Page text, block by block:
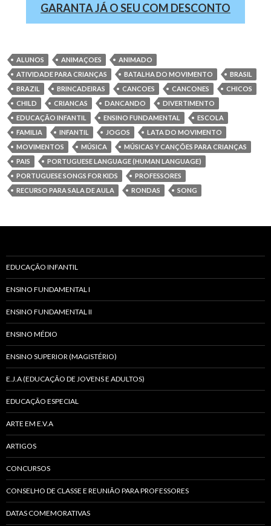
GARANTA JÁ O SEU COM DESCONTO
ALUNOS ANIMAÇOES
ANIMADO
ATIVIDADE PARA CRIANÇAS
BATALHA DO MOVIMENTO
BRASIL
BRAZIL
BRINCADEIRAS CANCOES CANCONES
CHICOS
CHILD
CRIANCAS DANCANDO
DIVERTIMENTO
EDUCAÇÃO INFANTIL
ENSINO FUNDAMENTAL
ESCOLA
FAMILIA
INFANTIL JOGOS
LATA DO MOVIMENTO
MOVIMENTOS
MÚSICA
MÚSICAS Y CANÇÕES PARA CRIANÇAS
PAIS
PORTUGUESE LANGUAGE (HUMAN LANGUAGE)
PORTUGUESE SONGS FOR KIDS
PROFESSORES
RECURSO PARA SALA DE AULA
RONDAS SONG
EDUCAÇÃO INFANTIL
ENSINO FUNDAMENTAL I
ENSINO FUNDAMENTAL II
ENSINO MÉDIO
ENSINO SUPERIOR (MAGISTÉRIO)
E.J.A (EDUCAÇÃO DE JOVENS E ADULTOS)
EDUCAÇÃO ESPECIAL
ARTE EM E.V.A
ARTIGOS
CONCURSOS
CONSELHO DE CLASSE E REUNIÃO PARA PROFESSORES
DATAS COMEMORATIVAS